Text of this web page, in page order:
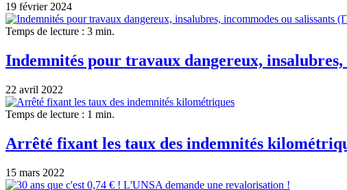
19 février 2024
Temps de lecture : 3 min.
Indemnités pour travaux dangereux,
22 avril 2022
Temps de lecture : 1 min.
Arrêté fixant les taux des indemnités
15 mars 2022